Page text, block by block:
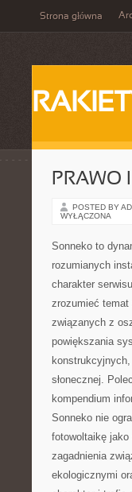
Strona główna
PRAWO
POSTED BY
WYŁĄCZONA
Sonneko to
rozumianych
charakter
zrozumieć
związanych z
powiększania
słonecznej.
kompendium
Sonneko nie
fotowoltaikę
zagadnienia
ekologicznymi